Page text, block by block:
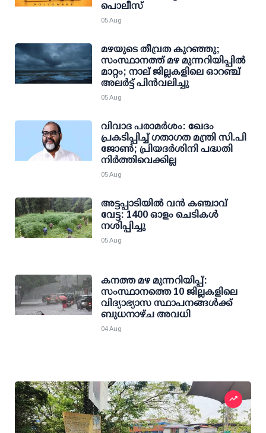
പൊലീസ്
05 Aug
മഴയുടെ തീവ്രത കുറഞ്ഞു;
സംസ്ഥാനത്ത് മഴ മുന്നറിയിപ്പിൽ
മാറ്റം; നാല് ജില്ലകളിലെ ഓറഞ്ച്
അലർട്ട് പിൻവലിച്ചു
05 Aug
വിവാദ പരാമര്‍ശം: ഖേദം
പ്രകടിപ്പിച്ച് ഗതാഗത മന്ത്രി സി.പി
ജോണ്‍; പ്രിയദര്‍ശിനി പദ്ധതി
നിര്‍ത്തിവെക്കില്ല
05 Aug
അട്ടപ്പാടിയില്‍ വന്‍ കഞ്ചാവ്
വേട്ട: 1400 ഓളം ചെടികള്‍
നശിപ്പിച്ചു
05 Aug
കനത്ത മഴ മുന്നറിയിപ്പ്:
സംസ്ഥാനത്തെ 10 ജില്ലകളിലെ
വിദ്യാഭ്യാസ സ്ഥാപനങ്ങള്‍ക്ക്
ബുധനാഴ്ച അവധി
04 Aug